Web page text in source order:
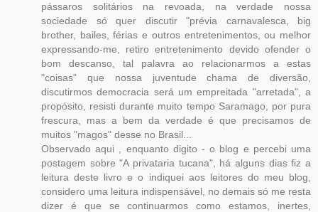
pássaros solitários na revoada, na verdade nossa
sociedade só quer discutir "prévia carnavalesca, big
brother, bailes, férias e outros entretenimentos, ou melhor
expressando-me, retiro entretenimento devido ofender o
bom descanso, tal palavra ao relacionarmos a estas
"coisas" que nossa juventude chama de diversão,
discutirmos democracia será um empreitada "arretada", a
propósito, resisti durante muito tempo Saramago, por pura
frescura, mas a bem da verdade é que precisamos de
muitos "magos" desse no Brasil...
Observado aqui , enquanto digito - o blog e percebi uma
postagem sobre "A privataria tucana", há alguns dias fiz a
leitura deste livro e o indiquei aos leitores do meu blog,
considero uma leitura indispensável, no demais só me resta
dizer é que se continuarmos como estamos, inertes,